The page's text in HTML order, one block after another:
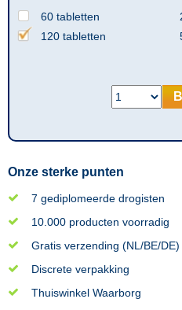
60 tabletten
120 tabletten
Onze sterke punten
7 gediplomeerde drogisten
10.000 producten voorradig
Gratis verzending (NL/BE/
Discrete verpakking
Thuiswinkel Waarborg